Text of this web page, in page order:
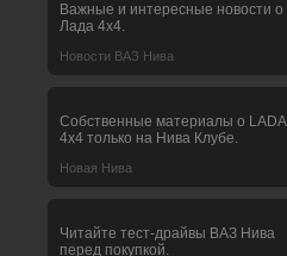
Важные и интересные новости о
Лада 4х4.
Новости ВАЗ Нива
Собственные материалы о LADA
4x4 только на Нива Клубе.
Новая Нива
Читайте тест-драйвы ВАЗ Нива
перед покупкой.